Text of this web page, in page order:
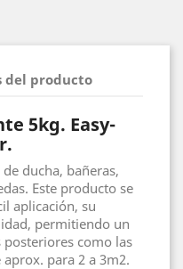
del producto
5kg. Easy-
ducha, bañeras,
Este producto se
aplicación, su
permitiendo un
posteriores como las
aprox. para 2 a 3m2.